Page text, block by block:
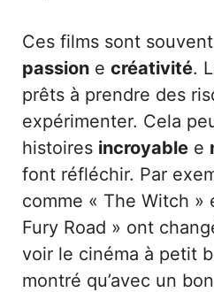
Ces films sont
passion e créativité.
prêts à prendre des
expérimenter. Cela
histoires incroyable e
font réfléchir. Par
comme « The Witch »
Fury Road » ont
voir le cinéma à petit
montré qu’avec un